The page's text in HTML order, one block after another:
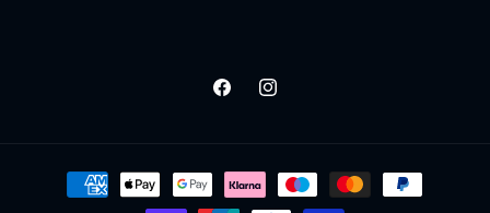
FacebookInstagram
Zahlungsmethoden